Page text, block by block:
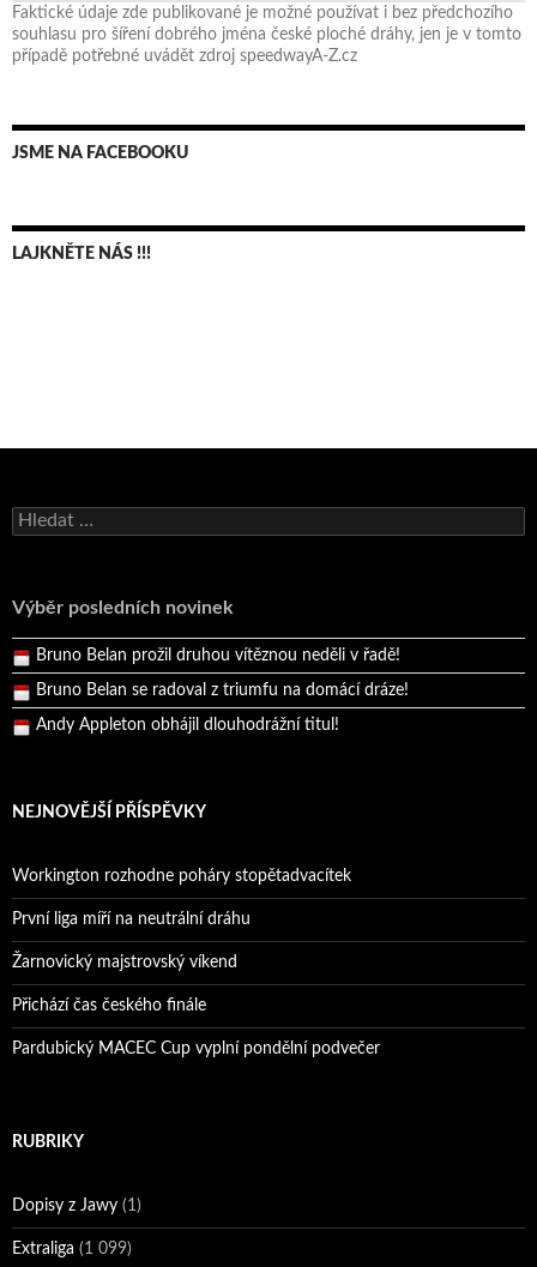
Faktické údaje zde publikované je možné používat i bez předchozího
souhlasu pro šíření dobrého jména české ploché dráhy, jen je v tomto
případě potřebné uvádět zdroj speedwayA-Z.cz
JSME NA FACEBOOKU
LAJKNĚTE NÁS !!!
Vyhledávání
Výběr posledních novinek
Bruno Belan se radoval z triumfu na domácí dráze!
Pražský přebor neskrblil překvapeními!
Bruno Belan prožil druhou vítěznou neděli v řadě!
Bruno Belan se radoval z triumfu na domácí dráze!
Andy Appleton obhájil dlouhodrážní titul!
NEJNOVĚJŠÍ PŘÍSPĚVKY
Workington rozhodne poháry stopětadvacítek
První liga míří na neutrální dráhu
Žarnovický majstrovský víkend
Přichází čas českého finále
Pardubický MACEC Cup vyplní pondělní podvečer
RUBRIKY
Dopisy z Jawy (1)
Extraliga (1 099)